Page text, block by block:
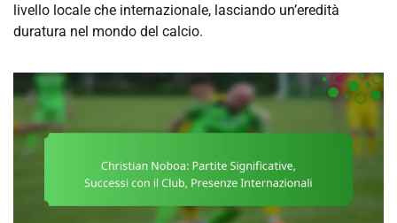
livello locale che internazionale, lasciando un’eredità
duratura nel mondo del calcio.